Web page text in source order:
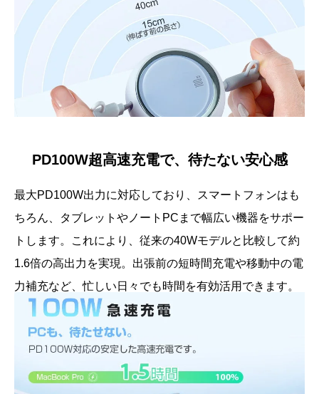
PD100W超高速充電で、待たない安心感
最大PD100W出力に対応しており、スマートフォンはも
ちろん、タブレットやノートPCまで幅広い機器をサポー
トします。これにより、従来の40Wモデルと比較して約
1.6倍の高出力を実現。出張前の短時間充電や移動中の電
力補充など、忙しい日々でも時間を有効活用できます。